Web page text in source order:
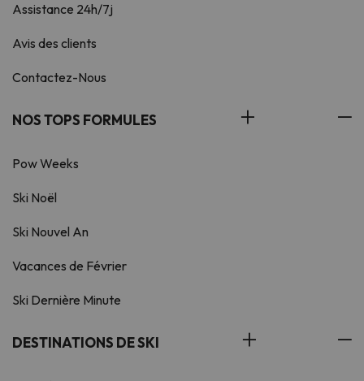
Assistance 24h/7j
Avis des clients
Contactez-Nous
NOS TOPS FORMULES
Pow Weeks
Ski Noël
Ski Nouvel An
Vacances de Février
Ski Dernière Minute
DESTINATIONS DE SKI